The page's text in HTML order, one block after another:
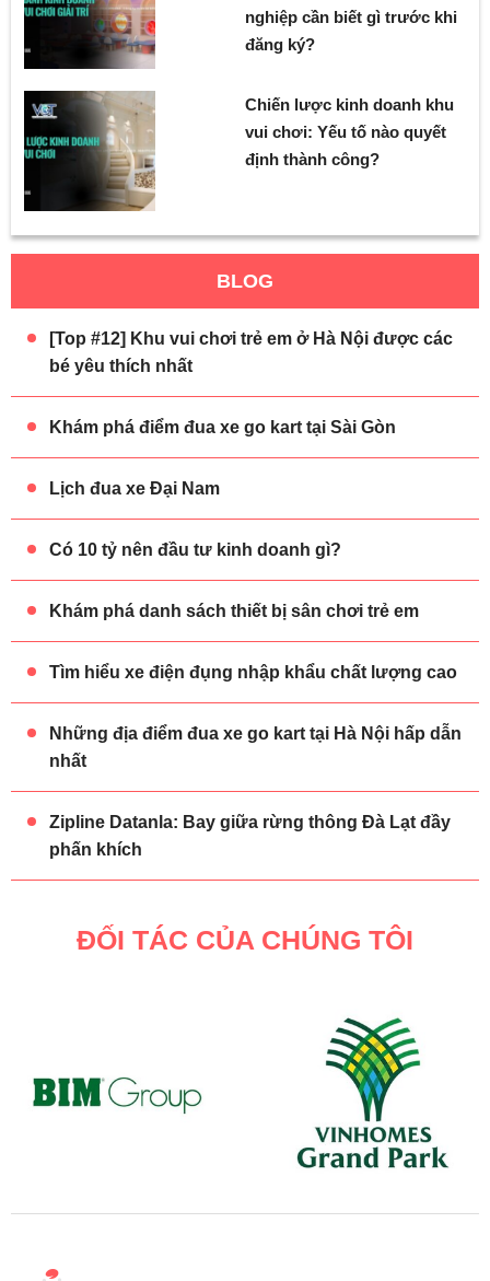
nghiệp cần biết gì trước khi
đăng ký?
Chiến lược kinh doanh khu
vui chơi: Yếu tố nào quyết
định thành công?
BLOG
[Top #12] Khu vui chơi trẻ em ở Hà Nội được các
bé yêu thích nhất
Khám phá điểm đua xe go kart tại Sài Gòn
Lịch đua xe Đại Nam
Có 10 tỷ nên đầu tư kinh doanh gì?
Khám phá danh sách thiết bị sân chơi trẻ em
Tìm hiểu xe điện đụng nhập khẩu chất lượng cao
Những địa điểm đua xe go kart tại Hà Nội hấp dẫn
nhất
Zipline Datanla: Bay giữa rừng thông Đà Lạt đầy
phấn khích
ĐỐI TÁC CỦA CHÚNG TÔI